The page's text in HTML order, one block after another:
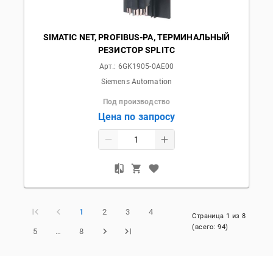
SIMATIC NET, PROFIBUS-PA, ТЕРМИНАЛЬНЫЙ
РЕЗИСТОР SPLITC
Арт.: 6GK1905-0AE00
Siemens Automation
Под производство
Цена по запросу
1 2 3 4
5 … 8
Страница 1 из 8
(всего:94)